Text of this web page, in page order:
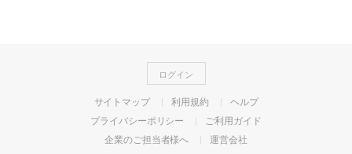
ログイン
サイトマップ 利用規約
ヘルプ
プライバシーポリシー
ご利用ガイド
企業のご担当者様へ
運営会社